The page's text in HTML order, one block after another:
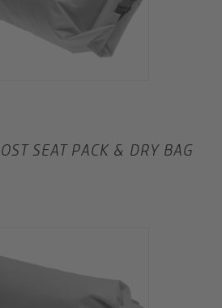
SEAT PACK & DRY BAG